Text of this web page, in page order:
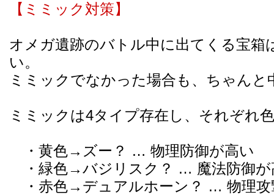
【ミミック対策】
オメガ遺跡のバトル中に出てくる宝
い。
ミミックでなかった場合も、ちゃんと
ミミックは4タイプ存在し、それぞれ
・黄色→ズー？ … 物理防御が高い
・緑色→バジリスク？ … 魔法防御が
・赤色→デュアルホーン？ … 物理